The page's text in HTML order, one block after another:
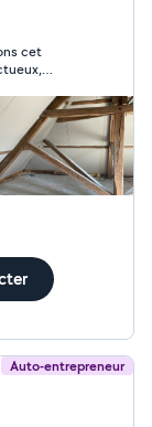
vert
à faire
Auto-entrepreneur